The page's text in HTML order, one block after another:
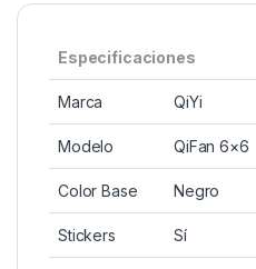
Especificaciones
Marca QiYi
Modelo QiFan 6×6
Color Base Negro
Stickers Sí